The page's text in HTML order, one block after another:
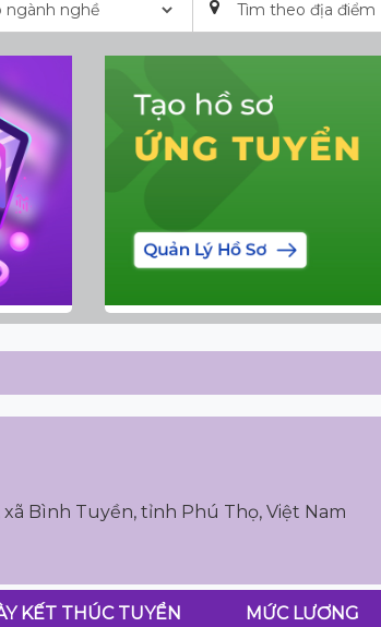
Bình Tuyền, tỉnh Phú Thọ, Việt Nam
KẾT THÚC TUYỂN
MỨC LƯƠNG